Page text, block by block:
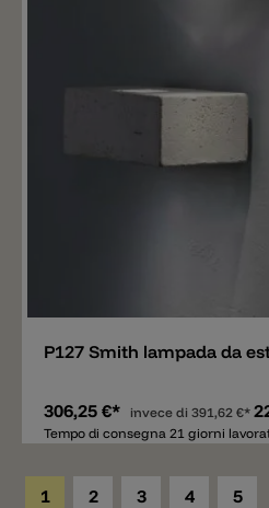
P127 Smith lampada da
306,25 €* invece di 391,62 €*
Tempo di consegna 21 giorni
1 2 3 4 5